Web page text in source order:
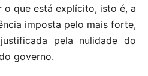
que está explícito, isto é, a
imposta pelo mais forte,
pela nulidade do
governo.